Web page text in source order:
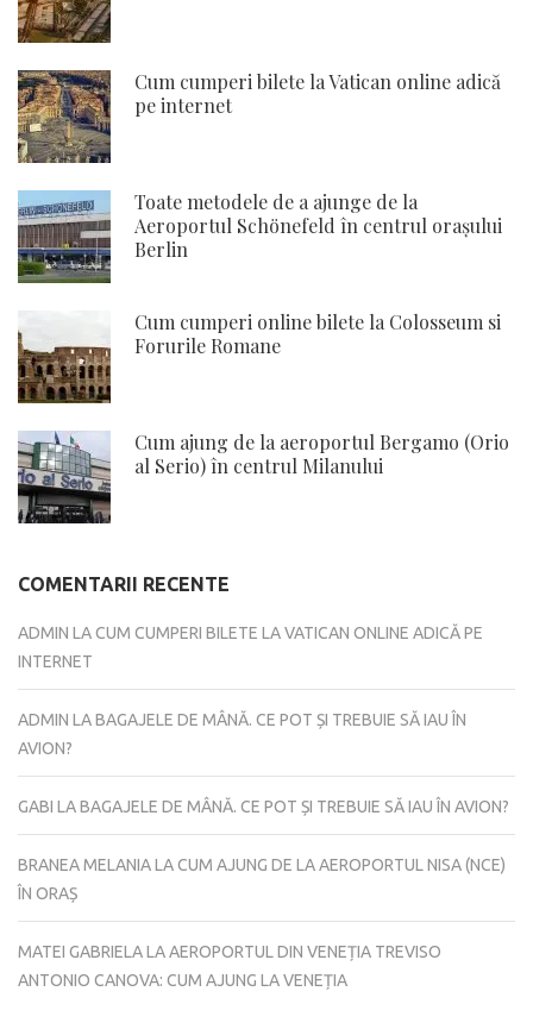
Cum cumperi bilete la Vatican online adică
pe internet
Toate metodele de a ajunge de la
Aeroportul Schönefeld în centrul orașului
Berlin
Cum cumperi online bilete la Colosseum si
Forurile Romane
Cum ajung de la aeroportul Bergamo (Orio
al Serio) în centrul Milanului
COMENTARII RECENTE
ADMIN LACUM CUMPERI BILETE LA VATICAN ONLINE ADICĂ PE
INTERNET
ADMIN LABAGAJELE DE MÂNĂ. CE POT ȘI TREBUIE SĂ IAU ÎN
AVION?
GABI LABAGAJELE DE MÂNĂ. CE POT ȘI TREBUIE SĂ IAU ÎN AVION?
BRANEA MELANIALACUM AJUNG DE LA AEROPORTUL NISA (NCE)
ÎN ORAȘ
MATEI GABRIELALAAEROPORTUL DIN VENEȚIA TREVISO
ANTONIO CANOVA: CUM AJUNG LA VENEȚIA